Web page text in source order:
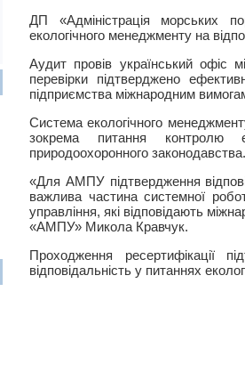
ДП «Адміністрація морських
екологічного менеджменту на
Аудит провів український офіс
перевірки підтверджено
підприємства міжнародним
Система екологічного
зокрема питання контролю
природоохоронного законодавства.
«Для АМПУ підтвердження
важлива частина системної
управління, які відповідають
«АМПУ» Микола Кравчук.
Проходження ресертифікації
відповідальність у питаннях